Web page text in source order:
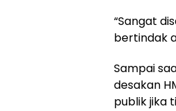
“Sangat
bertindak
Sampai
desakan
publik jika